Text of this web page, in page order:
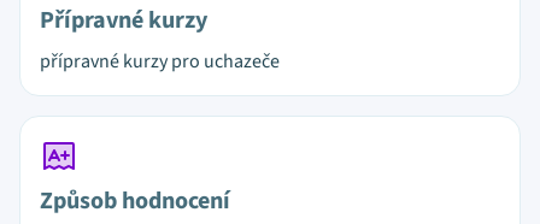
Přípravné kurzy
přípravné kurzy pro uchazeče
Způsob hodnocení